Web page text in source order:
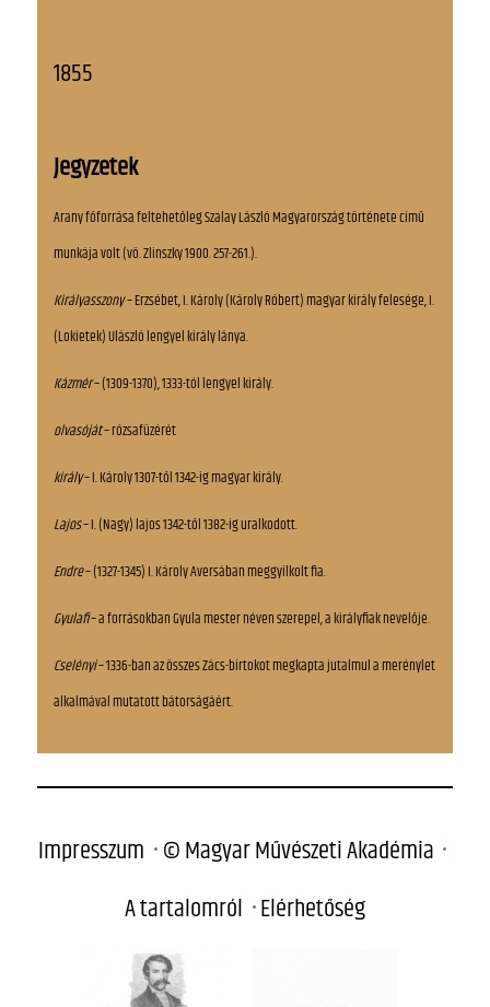
1855
Jegyzetek
Arany főforrása feltehetőleg Szalay László Magyarország története című
munkája volt (vö. Zlinszky 1900. 257-261.).
Királyasszony– Erzsébet, I. Károly (Károly Róbert) magyar király felesége, I.
(Lokietek) Ulászló lengyel király lánya.
Kázmér– (1309-1370), 1333-tól lengyel király.
olvasóját– rózsafüzérét
király– I. Károly 1307-től 1342-ig magyar király.
Lajos– I. (Nagy) lajos 1342-től 1382-ig uralkodott.
Endre– (1327-1345) I. Károly Aversában meggyilkolt fia.
Gyulafi– a forrásokban Gyula mester néven szerepel, a királyfiak nevelője.
Cselényi– 1336-ban az összes Zács-birtokot megkapta jutalmul a merénylet
alkalmával mutatott bátorságáért.
Impresszum © Magyar Művészeti Akadémia
A tartalomról Elérhetőség